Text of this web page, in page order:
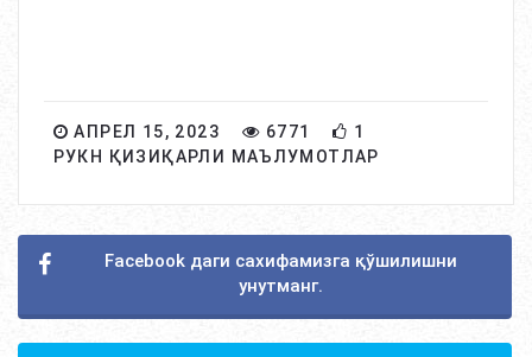
АПРЕЛ 15, 2023 6771
1
РУКН ҚИЗИҚАРЛИ МАЪЛУМОТЛАР
Facebook даги сахифамизга қўшилишни
унутманг.